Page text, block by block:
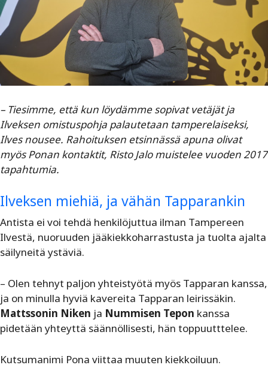
– Tiesimme, että kun löydämme sopivat vetäjät ja
Ilveksen omistuspohja palautetaan tamperelaiseksi,
Ilves nousee. Rahoituksen etsinnässä apuna olivat
myös Ponan kontaktit, Risto Jalo muistelee vuoden 2017
tapahtumia.
Ilveksen miehiä, ja vähän Tapparankin
Antista ei voi tehdä henkilöjuttua ilman Tampereen
Ilvestä, nuoruuden jääkiekkoharrastusta ja tuolta ajalta
säilyneitä ystäviä.
– Olen tehnyt paljon yhteistyötä myös Tapparan kanssa,
ja on minulla hyviä kavereita Tapparan leirissäkin.
Mattssonin Niken ja Nummisen Tepon kanssa
pidetään yhteyttä säännöllisesti, hän toppuutttelee.
Kutsumanimi Pona viittaa muuten kiekkoiluun.